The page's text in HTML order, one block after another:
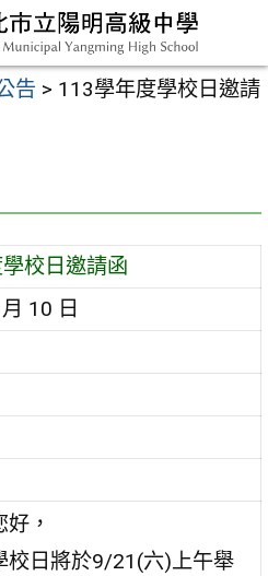
告 > 113學年度學校日邀請
校日邀請函
10 日
，
校日將於9/21(六)上午舉